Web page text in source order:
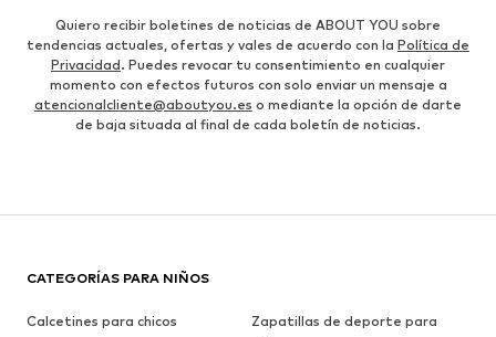
Quiero recibir boletines de noticias de ABOUT YOU sobre
tendencias actuales, ofertas y vales de acuerdo con la Política de
Privacidad. Puedes revocar tu consentimiento en cualquier
momento con efectos futuros con solo enviar un mensaje a
atencionalcliente@aboutyou.es o mediante la opción de darte
de baja situada al final de cada boletín de noticias.
CATEGORÍAS PARA NIÑOS
Calcetines para chicos
Zapatillas de deporte para